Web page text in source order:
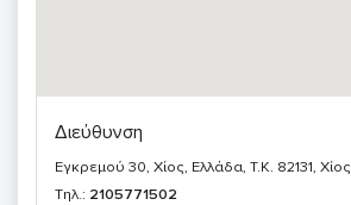
Διεύθυνση
Εγκρεμού 30, Χίος, Ελλάδα, T.K. 82131, Χίος
Τηλ.: 2105771502